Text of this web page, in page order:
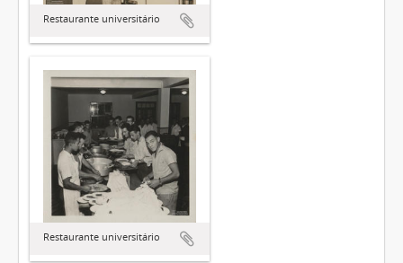
Restaurante universitário
Restaurante universitário